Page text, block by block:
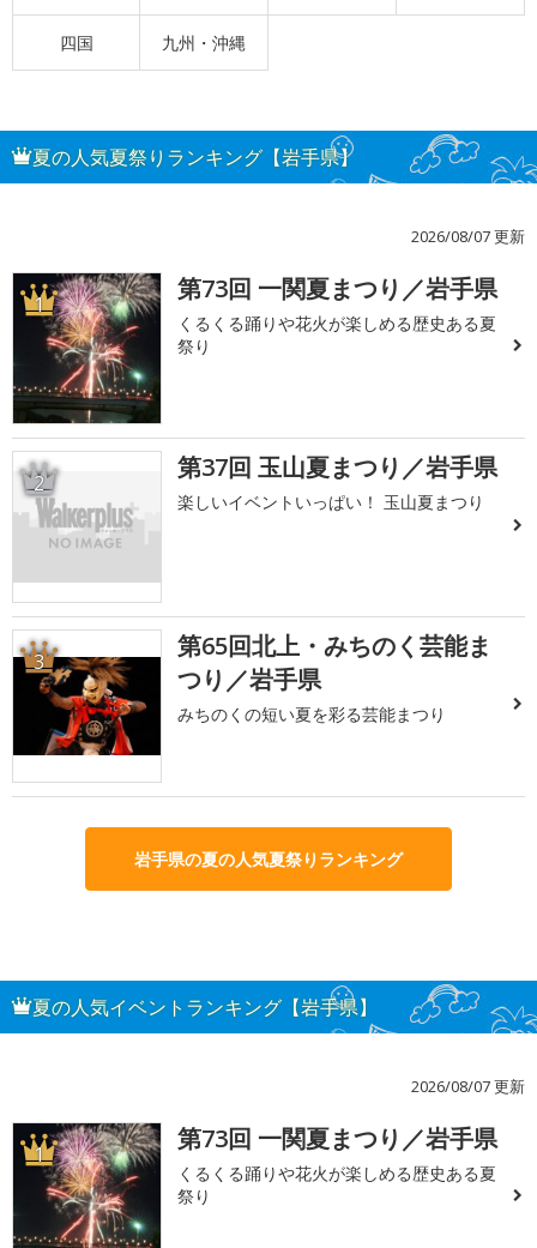
四国 九州・沖縄
夏の人気夏祭りランキング【岩手県】
2026/08/07 更新
1 第73回 一関夏まつり／岩手県
くるくる踊りや花火が楽しめる歴史ある夏
祭り
2 第37回 玉山夏まつり／岩手県
楽しいイベントいっぱい！ 玉山夏まつり
3
第65回北上・みちのく芸能ま
つり／岩手県
みちのくの短い夏を彩る芸能まつり
岩手県の夏の人気夏祭りランキング
夏の人気イベントランキング【岩手県】
2026/08/07 更新
1 第73回 一関夏まつり／岩手県
くるくる踊りや花火が楽しめる歴史ある夏
祭り